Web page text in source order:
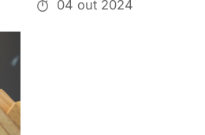
04 out 2024